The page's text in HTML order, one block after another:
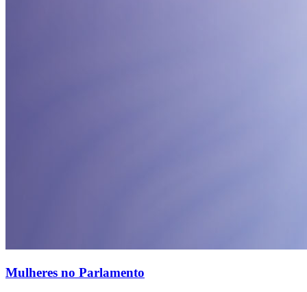
Mulheres no Parlamento